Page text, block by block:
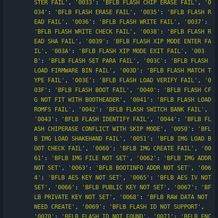
STER FAIL ' , ' 0033 ' : ' BFLB FLASH CHIP ERASE FAIL ' , ' 0
034 ' : ' BFLB FLASH ERASE FAIL ' , ' 0035 ' : ' BFLB FLASH R
EAD FAIL ' , ' 0036 ' : ' BFLB FLASH WRITE FAIL ' , ' 0037 ' :
' BFLB FLASH WRITE CHECK FAIL ' , ' 0038 ' : ' BFLB FLASH R
EAD SHA FAIL ' , ' 0039 ' : ' BFLB FLASH XIP MODE ENTER FA
IL ' , ' 003A ' : ' BFLB FLASH XIP MODE EXIT FAIL ' , ' 003
B ' : ' BFLB FLASH SET PARA FAIL ' , ' 003C ' : ' BFLB FLASH
LOAD FIRMWARE BIN FAIL ' , ' 003D ' : ' BFLB FLASH MATCH T
YPE FAIL ' , ' 003E ' : ' BFLB FLASH LOAD VERIFY FAIL ' , ' 0
03F ' : ' BFLB FLASH BOOT FAIL ' , ' 0040 ' : ' BFLB FLASH CF
G NOT FIT WITH BOOTHEADER ' , ' 0041 ' : ' BFLB FLASH LOAD
ROMFS FAIL ' , ' 0042 ' : ' BFLB FLASH SWITCH BANK FAIL ' ,
' 0043 ' : ' BFLB FLASH IDENTIFY FAIL ' , ' 0044 ' : ' BFLB FL
ASH CHIPERASE CONFLICT WITH SKIP MODE ' , ' 0050 ' : ' BFL
B IMG LOAD SHAKEHAND FAIL ' , ' 0051 ' : ' BFLB IMG LOAD B
OOT CHECK FAIL ' , ' 0060 ' : ' BFLB IMG CREATE FAIL ' , ' 00
61 ' : ' BFLB IMG FILE NOT SET ' , ' 0062 ' : ' BFLB IMG ADDR
NOT SET ' , ' 0063 ' : ' BFLB BOOTINFO ADDR NOT SET ' , ' 006
4 ' : ' BFLB AES KEY NOT SET ' , ' 0065 ' : ' BFLB AES IV NOT
SET ' , ' 0066 ' : ' BFLB PUBLIC KEY NOT SET ' , ' 0067 ' : ' BF
LB PRIVATE KEY NOT SET ' , ' 0068 ' : ' BFLB RAW DATA NOT
NEED CREATE ' , ' 0069 ' : ' BFLB FLASH ID NOT SUPPORT ' ,